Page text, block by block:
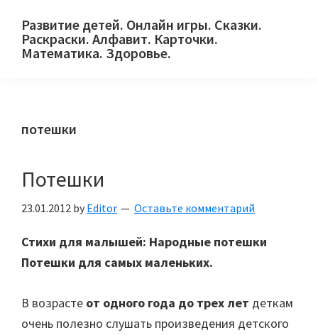
primary
main
primary
Развитие детей. Онлайн игры. Сказки.
Раскраски. Алфавит. Карточки.
Математика. Здоровье.
и
родителей.
потешки
Потешки
23.01.2012 by Editor Оставьте комментарий
Стихи для малышей: Народные потешки
Потешки для самых маленьких.
В возрасте от одного года до трех лет деткам
очень полезно слушать произведения детского